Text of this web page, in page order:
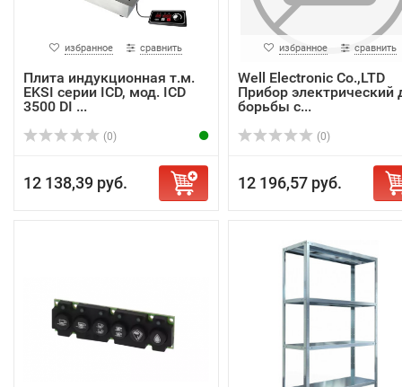
избранное сравнить
Плита индукционная т.м.
EKSI серии ICD, мод. ICD
3500 DI ...
(0)
12 138,39 руб.
избранное сравнить
Well Electronic Co.,LTD
Прибор электрический
борьбы с...
(0)
12 196,57 руб.